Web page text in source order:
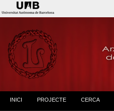
INICI PROJECTE CERCA